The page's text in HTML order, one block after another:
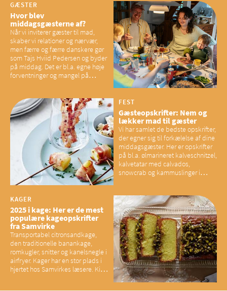
GÆSTER
Hvor blev
middagsgæsterne af?
Når vi inviterer gæster til mad,
skaber vi relationer og nærvær,
men færre og færre danskere gør
som Tajs Hviid Pedersen og byder
på middag. Det er bl.a. egne høje
forventninger og mangel på
have konsekvenser for vores
sociale fællesskaber
FEST
Gæsteopskrifter: Nem og
lækker mad til gæster
Vi har samlet de bedste opskrifter,
der egner sig til forkælelse af dine
middagsgæster. Her er opskrifter
på bl.a. ølmarineret kalveschnitzel,
kalvetatar med calvados,
snowcrab og kammuslinger i
KAGER
2025 i kage: Her er de mest
populære kageopskrifter
fra Samvirke
Transportabel citronsandkage,
den traditionelle banankage,
romkugler, snitter og kanelsnegle i
airfryer. Kager har en stor plads i
hjertet hos Samvirkes læsere. Kig